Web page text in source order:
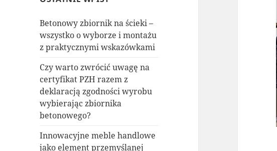
Betonowy zbiornik na ścieki –
wszystko o wyborze i montażu
z praktycznymi wskazówkami
Czy warto zwrócić uwagę na
certyfikat PZH razem z
deklaracją zgodności wyrobu
wybierając zbiornika
betonowego?
Innowacyjne meble handlowe
jako element przemyślanej